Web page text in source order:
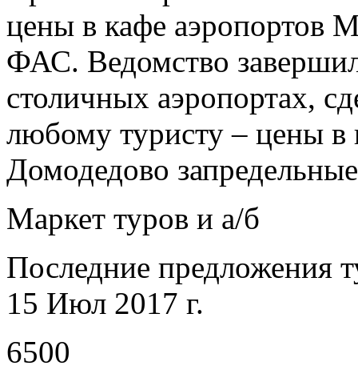
цены в кафе аэропортов
ФАС. Ведомство
столичных аэропортах,
любому туристу – цены
Домодедово
Маркет туров и а/б
Последние предложения
15 Июл 2017 г.
6500